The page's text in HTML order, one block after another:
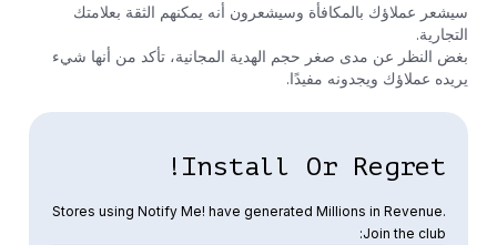
سيشعر عملاؤك بالمكافأة وسيشعرون أنه يمكنهم الثقة بعلامتك
التجارية.
بغض النظر عن مدى صغر حجم الهدية المجانية، تأكد من أنها شيء
يريده عملاؤك ويجدونه مفيدًا.
Install Or Regret!
Stores using Notify Me! have generated Millions in Revenue.
Join the club: